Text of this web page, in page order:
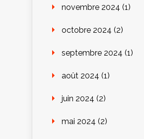
novembre 2024 (1)
octobre 2024 (2)
septembre 2024 (1)
août 2024 (1)
juin 2024 (2)
mai 2024 (2)